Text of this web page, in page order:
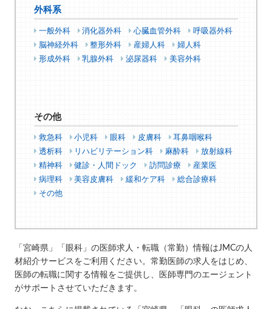
外科系
一般外科 消化器外科 心臓血管外科
呼吸器外科
脳神経外科
整形外科 産婦人科
婦人科
形成外科
乳腺外科 泌尿器科 美容外科
その他
救急科 小児科 眼科 皮膚科
耳鼻咽喉科
透析科
リハビリテーション科 麻酔科
放射線科
精神科
健診・人間ドック 訪問診療
産業医
病理科
美容皮膚科 緩和ケア科
総合診療科
その他
「宮崎県」「眼科」の医師求人・転職（常勤）情報はJMCの人
材紹介サービスをご利用ください。常勤医師の求人をはじめ、
医師の転職に関する情報をご提供し、医師専門のエージェント
がサポートさせていただきます。